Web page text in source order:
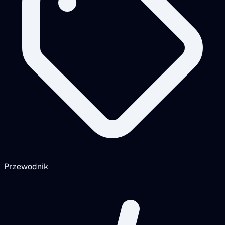
Przewodnik